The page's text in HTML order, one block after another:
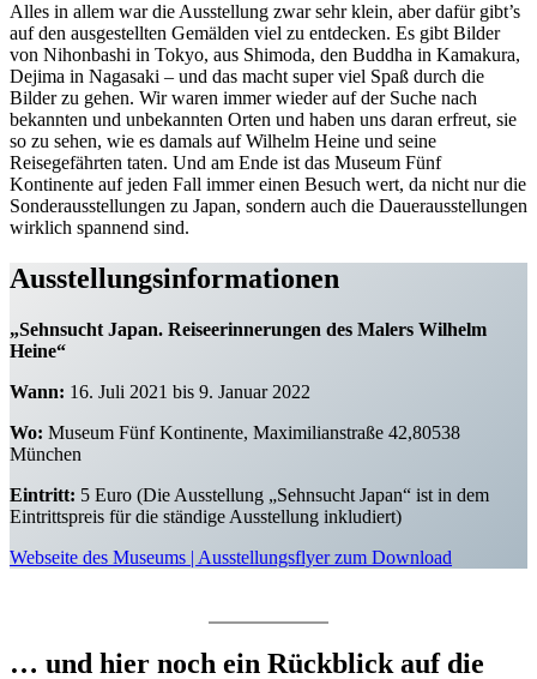
Alles in allem war die Ausstellung zwar sehr klein, aber dafür gibt’s
auf den ausgestellten Gemälden viel zu entdecken. Es gibt Bilder
von Nihonbashi in Tokyo, aus Shimoda, den Buddha in Kamakura,
Dejima in Nagasaki – und das macht super viel Spaß durch die
Bilder zu gehen. Wir waren immer wieder auf der Suche nach
bekannten und unbekannten Orten und haben uns daran erfreut, sie
so zu sehen, wie es damals auf Wilhelm Heine und seine
Reisegefährten taten. Und am Ende ist das Museum Fünf
Kontinente auf jeden Fall immer einen Besuch wert, da nicht nur die
Sonderausstellungen zu Japan, sondern auch die Dauerausstellungen
wirklich spannend sind.
Ausstellungsinformationen
„Sehnsucht Japan. Reiseerinnerungen des Malers Wilhelm
Heine“
Wann: 16. Juli 2021 bis 9. Januar 2022
Wo: Museum Fünf Kontinente, Maximilianstraße 42,80538
München
Eintritt: 5 Euro (Die Ausstellung „Sehnsucht Japan“ ist in dem
Eintrittspreis für die ständige Ausstellung inkludiert)
Webseite des Museums | Ausstellungsflyer zum Download
… und hier noch ein Rückblick auf die